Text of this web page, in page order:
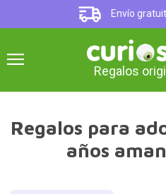
Envío
Regalos
Regalos para
años